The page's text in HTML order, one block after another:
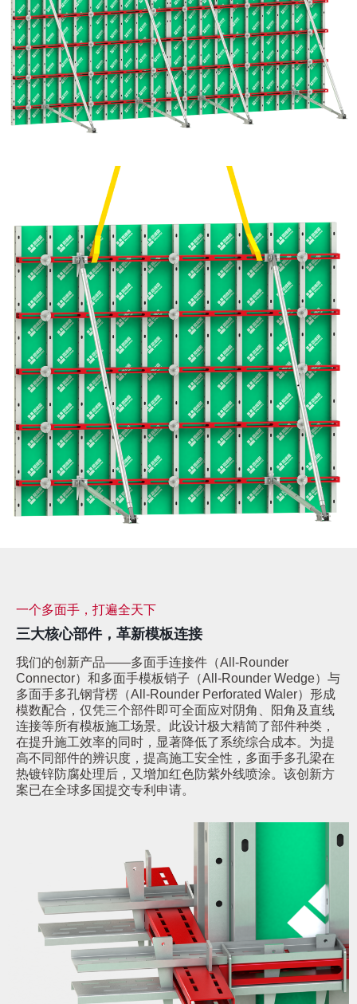
一个多面手，打遍全天下
三大核心部件，革新模板连接
我们的创新产品——多面手连接件（All-Rounder
Connector）和多面手模板销子（All-Rounder Wedge）与
多面手多孔钢背楞（All-Rounder Perforated Waler）形成
模数配合，仅凭三个部件即可全面应对阴角、阳角及直线
连接等所有模板施工场景。此设计极大精简了部件种类，
在提升施工效率的同时，显著降低了系统综合成本。为提
高不同部件的辨识度，提高施工安全性，多面手多孔梁在
热镀锌防腐处理后，又增加红色防紫外线喷涂。该创新方
案已在全球多国提交专利申请。